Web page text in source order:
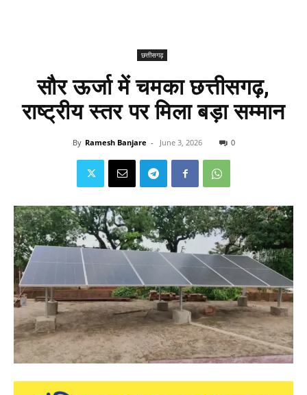
छत्तीसगढ़
सौर ऊर्जा में चमका छत्तीसगढ़,
राष्ट्रीय स्तर पर मिला बड़ा सम्मान
By Ramesh Banjare - June 3, 2026 0